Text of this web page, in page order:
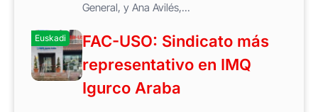
General, y Ana Avilés,...
Euskadi
FAC-USO: Sindicato más
representativo en IMQ
Igurco Araba